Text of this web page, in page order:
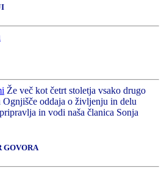
Že več kot četrt stoletja vsako drugo
oddaja o življenju in delu
in vodi naša članica Sonja
GOVORA